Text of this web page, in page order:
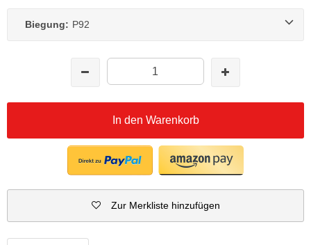
Biegung: P92
In den Warenkorb
Zur Merkliste hinzufügen